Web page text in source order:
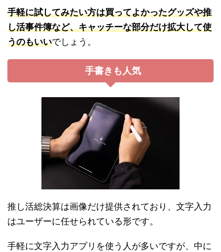
手軽に試してみたい方は買ってよかったグッズや推
し活事件簿など、キャッチーな部分だけ拡大して使
うのもいいでしょう。
手書きも人気
推し活総決算は画像だけ提供されており、文字入力
はユーザーに任せられている形です。
手軽に文字入力アプリを使う人が多いですが、中に